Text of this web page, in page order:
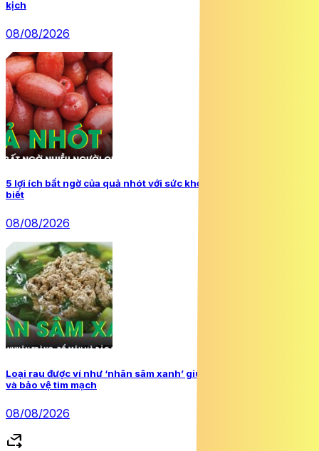
kịch
08/08/2026
5 lợi ích bất ngờ của quả nhót với sức khỏe, nhiều người chưa
biết
08/08/2026
Loại rau được ví như ‘nhân sâm xanh’ giúp nhuận tràng, bổ máu
và bảo vệ tim mạch
08/08/2026
forward_to_inbox